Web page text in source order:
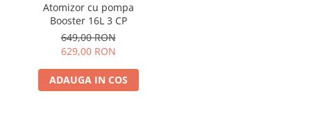
Atomizor cu pompa
Booster 16L 3 CP
649,00 RON
629,00 RON
ADAUGA IN COS